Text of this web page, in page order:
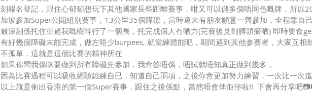
刻報名登記，跟住心郁郁想玩下其他國家長些距離賽事，咁又可以儲多個唔同色嘅牌，所以
加坡參加Super公開組別賽事，13公里35個障礙，當時還未有朋友願意一齊參加，全程靠自
最深刻係托住重過我嘅樹幹行了一個圈，托完成個人冇晒力(完賽後見到膊頭瘀晒) 即時要食
有好幾個障礙未能完成，做左唔少burpees, 就當練體能吧，期間遇到其他参賽者，大家互相
不孤單，這就是這個比賽的精神所在
如果你問我係咪要做到所有障礙先參加，我會答唔係，唔試就唔知真正做到幾多，
因為比賽過程可以吸收經驗鍛練自已，知道自己弱項，之後你會更加努力練習，一次比一次
以上就是衝出香港的第一個Super賽事，跟住之後係點，當然唔會俾佢停啦!!  下會再分享吧